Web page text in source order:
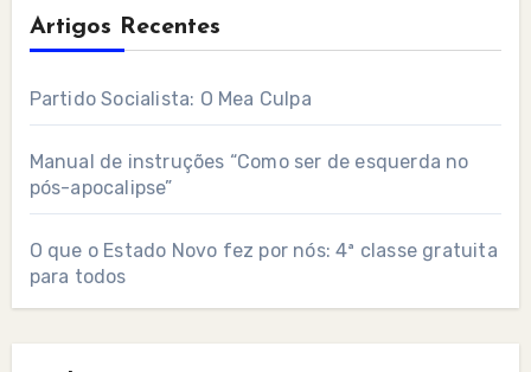
Artigos Recentes
Partido Socialista: O Mea Culpa
Manual de instruções “Como ser de esquerda no
pós-apocalipse”
O que o Estado Novo fez por nós: 4ª classe gratuita
para todos